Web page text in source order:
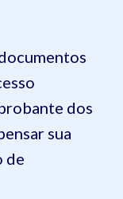
dos
sua
de